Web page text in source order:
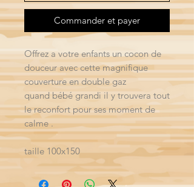
Commander et payer
Offrez a votre enfants un cocon de
douceur avec cette magnifique
couverture en double gaz
quand bébé grandi il y trouvera tout
le reconfort pour ses moment de
calme .
taille 100x150